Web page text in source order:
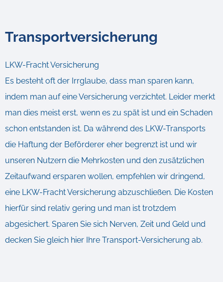
Transportversicherung
LKW-Fracht Versicherung
Es besteht oft der Irrglaube, dass man sparen kann,
indem man auf eine Versicherung verzichtet. Leider merkt
man dies meist erst, wenn es zu spät ist und ein Schaden
schon entstanden ist. Da während des LKW-Transports
die Haftung der Beförderer eher begrenzt ist und wir
unseren Nutzern die Mehrkosten und den zusätzlichen
Zeitaufwand ersparen wollen, empfehlen wir dringend,
eine LKW-Fracht Versicherung abzuschließen. Die Kosten
hierfür sind relativ gering und man ist trotzdem
abgesichert. Sparen Sie sich Nerven, Zeit und Geld und
decken Sie gleich hier Ihre Transport-Versicherung ab.